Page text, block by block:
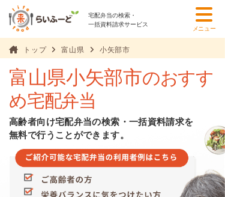
宅配弁当の検索・
一括資料請求サービス
メニュー
トップ 富山県 小矢部市
富山県小矢部市のおすす
め宅配弁当
高齢者向け宅配弁当の検索・一括資料請求を
無料で行うことができます。